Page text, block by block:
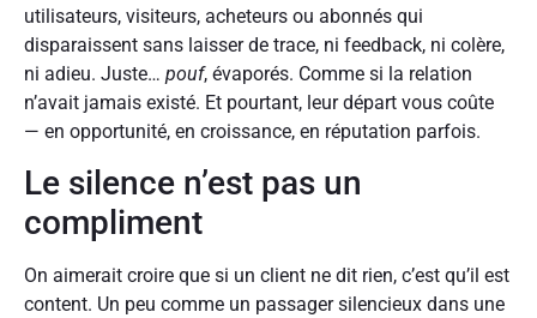
utilisateurs, visiteurs, acheteurs ou abonnés qui
disparaissent sans laisser de trace, ni feedback, ni colère,
ni adieu. Juste… pouf, évaporés. Comme si la relation
n’avait jamais existé. Et pourtant, leur départ vous coûte
— en opportunité, en croissance, en réputation parfois.
Le silence n’est pas un
compliment
On aimerait croire que si un client ne dit rien, c’est qu’il est
content. Un peu comme un passager silencieux dans une